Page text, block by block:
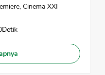
Cinema XXI